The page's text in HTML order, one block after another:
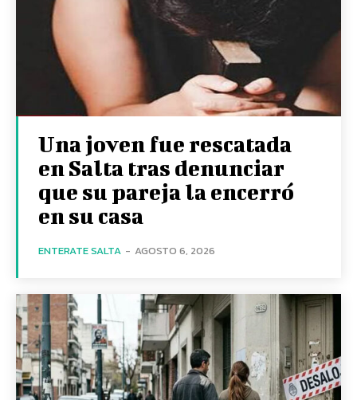
Una joven fue rescatada
en Salta tras denunciar
que su pareja la encerró
en su casa
ENTERATE SALTA - AGOSTO 6, 2026